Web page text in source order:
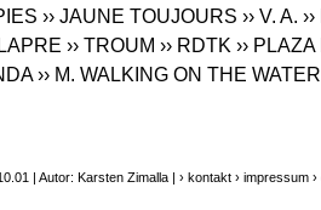
›› JAUNE TOUJOURS ›› V. A.
LAPRE ›› TROUM ›› RDTK ››
›› M. WALKING ON THE WATER
| Autor: Karsten Zimalla | › kontakt › impressum